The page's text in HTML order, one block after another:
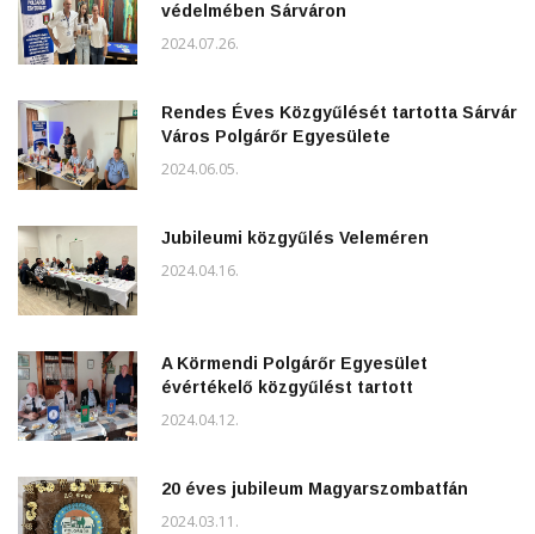
védelmében Sárváron
2024.07.26.
Rendes Éves Közgyűlését tartotta Sárvár
Város Polgárőr Egyesülete
2024.06.05.
Jubileumi közgyűlés Veleméren
2024.04.16.
A Körmendi Polgárőr Egyesület
évértékelő közgyűlést tartott
2024.04.12.
20 éves jubileum Magyarszombatfán
2024.03.11.